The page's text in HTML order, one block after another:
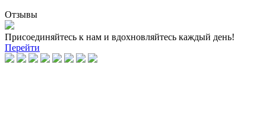
Отзывы
Присоединяйтесь к нам и вдохновляйтесь каждый день!
Перейти